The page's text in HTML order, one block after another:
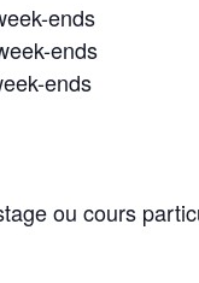
ends
ends
ends
ou cours